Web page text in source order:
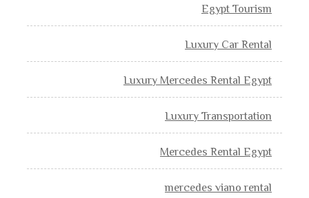
Egypt Tourism
Luxury Car Rental
Luxury Mercedes Rental Egypt
Luxury Transportation
Mercedes Rental Egypt
mercedes viano rental